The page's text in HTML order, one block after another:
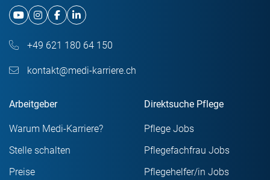
+49 621 180 64 150
kontakt@medi-karriere.ch
Arbeitgeber
Warum Medi-Karriere?
Stelle schalten
Preise
Direktsuche Pflege
Pflege Jobs
Pflegefachfrau Jobs
Pflegehelfer/in Jobs